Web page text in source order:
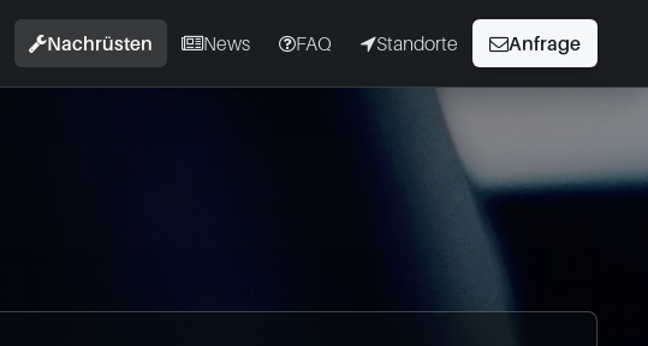
Nachrüsten News FAQ Standorte Anfrage